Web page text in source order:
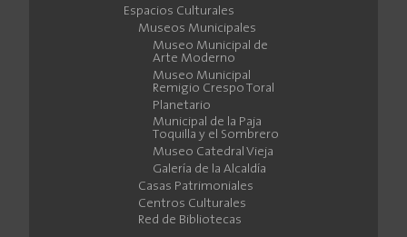
Espacios Culturales
Museos Municipales
Museo Municipal de
Arte Moderno
Museo Municipal
Remigio Crespo Toral
Planetario
Municipal de la Paja
Toquilla y el Sombrero
Museo Catedral Vieja
Galería de la Alcaldía
Casas Patrimoniales
Centros Culturales
Red de Bibliotecas